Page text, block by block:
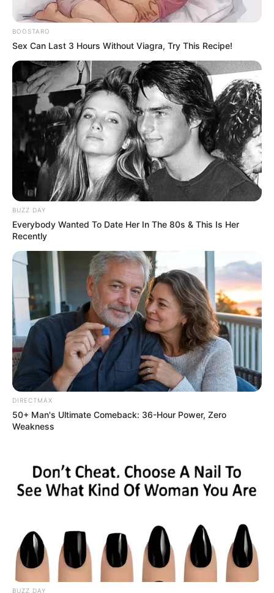
ก็ยังไม่มีวี่แวว คนมีคู่ จะได้ของมีค่าหรือทรัพย์สินจากคนรัก
ดูดวงคนเกิดวันศุกร์
ดวงการงานยังคงต้องขอคำแนะนำในเรื่องของงานกับ
ผู้ใหญ่ หรือคนที่ชำนาญงานกว่า
ดวงการเงินมีค่าใช้จ่ายไม่ทันตั้งตัว ทั้งค่าใช้จ่ายประจำและ
ค่าใช้จ่ายจรอีกด้วย
ดวงความรักคนโสด ผู้ใหญ่จะติดต่อขอให้กลับมาคืนดีกับ
คนเก่า คนมีคู่ เริ่มอิ่มตัวและเริ่มคิดถึงเรื่องการวางแผน
อนาคต
ดูดวงคนเกิดวันเสาร์
ดวงการงานงานจะประสบความสำเร็จได้เพราะตัวเอง ไม่มี
BOOSTARO
Sex Can Last 3 Hours Without Viagra, Try This Recipe!
BUZZ DAY
Everybody Wanted To Date Her In The 80s & This Is Her
Recently
DIRECTMAX
50+ Man's Ultimate Comeback: 36-Hour Power, Zero
Weakness
BUZZ DAY